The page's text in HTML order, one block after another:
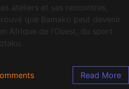
ateliers et ses rencontres,
que Bamako peut devenir
Afrique de l’Ouest, du sport
Read More